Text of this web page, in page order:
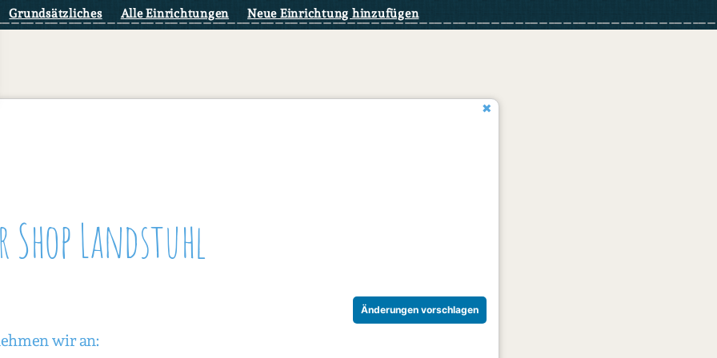
Grundsätzliches Alle Einrichtungen Neue Einrichtung hinzufügen
Shop Landstuhl
Änderungen vorschlagen
wir an: